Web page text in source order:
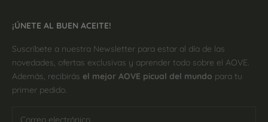
¡ÚNETE AL BUEN ACEITE!
Suscríbete a nuestra Newsletter para estar al día de las
novedades, ofertas exclusivas y aprender todo sobre el AOVE.
Además, recibirás el mejor AOVE picual del mundo para tu
primer pedido.